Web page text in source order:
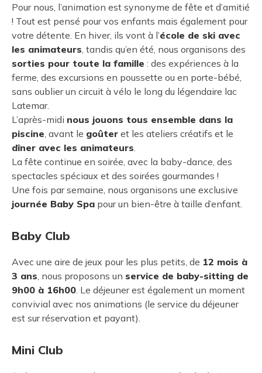
Pour nous, l’animation est synonyme de fête et d’amitié
! Tout est pensé pour vos enfants mais également pour
votre détente. En hiver, ils vont à l’école de ski avec
les animateurs , tandis qu’en été, nous organisons des
sorties pour toute la famille : des expériences à la
ferme, des excursions en poussette ou en porte-bébé,
sans oublier un circuit à vélo le long du légendaire lac
Latemar.
L’après-midi nous jouons tous ensemble dans la
piscine , avant le goûter et les ateliers créatifs et le
dîner avec les animateurs
La fête continue en soirée, avec la baby-dance, des
spectacles spéciaux et des soirées gourmandes !
Une fois par semaine, nous organisons une exclusive
journée Baby Spa pour un bien-être à taille d’enfant.
Baby Club
Avec une aire de jeux pour les plus petits, de 12 mois à
3 ans , nous proposons un service de baby-sitting de
9h00 à 16h00 . Le déjeuner est également un moment
convivial avec nos animations (le service du déjeuner
est sur réservation et payant).
Mini Club